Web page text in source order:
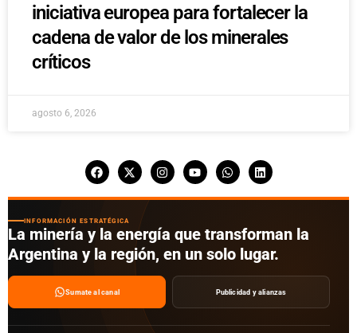
iniciativa europea para fortalecer la
cadena de valor de los minerales
críticos
agosto 6, 2026
INFORMACIÓN ESTRATÉGICA
La minería y la energía que transforman la
Argentina y la región, en un solo lugar.
Sumate al canal Publicidad y alianzas